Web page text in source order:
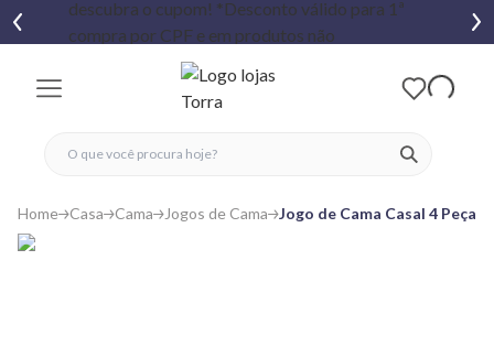
ver
fechar menu
fechar menu
favoritos
Home Casa Cama Jogos de Cama Jogo de Cama Casal 4